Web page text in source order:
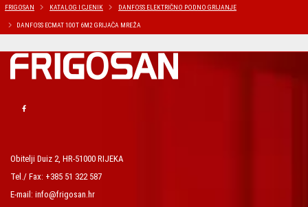
FRIGOSAN KATALOG I CJENIK DANFOSS ELEKTRIČNO PODNO GRIJANJE
DANFOSS ECMAT 100T 6M2 GRIJAČA MREŽA
Obitelji Duiz 2, HR-51000 RIJEKA
Tel./ Fax: +385 51 322 587
E-mail: info@frigosan.hr